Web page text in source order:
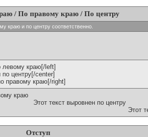
/ По правому краю / По центру
краю и по центру соответственно.
левому краю[/left]
по центру[/center]
правому краю[/right]
краю
Этот текст выровнен по центру
Этот
Отступ